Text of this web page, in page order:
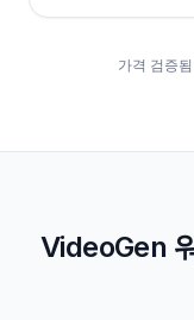
가격 검증됨
VideoGen